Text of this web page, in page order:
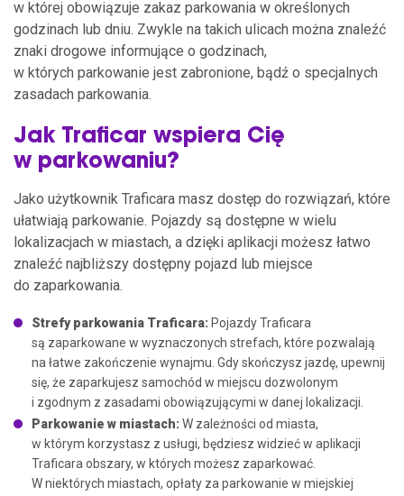
w której obowiązuje zakaz parkowania w określonych
godzinach lub dniu. Zwykle na takich ulicach można znaleźć
znaki drogowe informujące o godzinach,
w których parkowanie jest zabronione, bądź o specjalnych
zasadach parkowania.
Jak Traficar wspiera Cię
w parkowaniu?
Jako użytkownik Traficara masz dostęp do rozwiązań, które
ułatwiają parkowanie. Pojazdy są dostępne w wielu
lokalizacjach w miastach, a dzięki aplikacji możesz łatwo
znaleźć najbliższy dostępny pojazd lub miejsce
do zaparkowania.
Strefy parkowania Traficara: Pojazdy Traficara
są zaparkowane w wyznaczonych strefach, które pozwalają
na łatwe zakończenie wynajmu. Gdy skończysz jazdę, upewnij
się, że zaparkujesz samochód w miejscu dozwolonym
i zgodnym z zasadami obowiązującymi w danej lokalizacji.
Parkowanie w miastach: W zależności od miasta,
w którym korzystasz z usługi, będziesz widzieć w aplikacji
Traficara obszary, w których możesz zaparkować.
W niektórych miastach, opłaty za parkowanie w miejskiej